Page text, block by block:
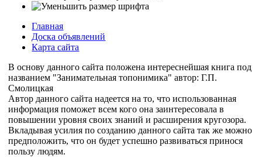
Главная
Доска объявлений
Карта сайта
В основу данного сайта положена интереснейшая книга под
названием "Занимательная топонимика" автор: Г.П.
Смолицкая
Автор данного сайта надеется на то, что использованная
информация поможет всем кого она заинтересовала в
повышении уровня своих знаний и расширения кругозора.
Вкладывая усилия по созданию данного сайта так же можно
предположить, что он будет успешно развиваться принося
пользу людям.